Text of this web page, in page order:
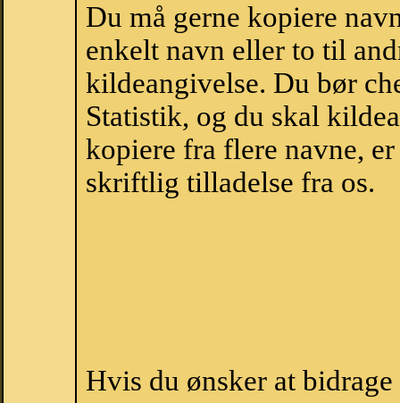
Du må gerne kopiere
enkelt navn eller to til
kildeangivelse. Du bør
Statistik, og du skal
kopiere fra flere navne,
skriftlig tilladelse fra os.
Hvis du ønsker at